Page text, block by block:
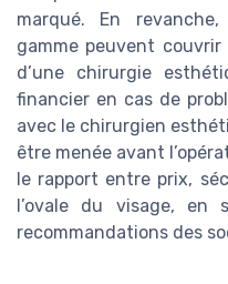
marqué. En
gamme peuvent
d’une chirurgie
financier en cas de
avec le chirurgien
être menée avant
le rapport entre prix,
l’ovale du visage, en
recommandations des